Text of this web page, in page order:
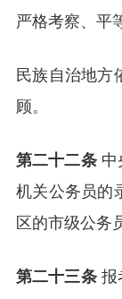
严格考察、平
民族自治地方
顾。
第二十二条中
机关公务员的
区的市级公务
第二十三条报